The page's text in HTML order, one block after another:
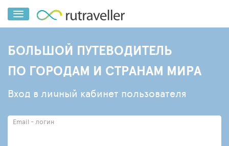
БОЛЬШОЙ ПУТЕВОДИТЕЛЬ
ПО ГОРОДАМ И СТРАНАМ МИРА
Вход в личный кабинет пользователя
Email - логин